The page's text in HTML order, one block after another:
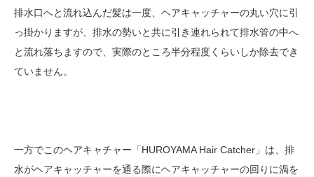
排水口へと流れ込んだ髪は一度、ヘアキャッチャーの丸い穴に引
っ掛かりますが、排水の勢いと共に引き連れられて排水管の中へ
と流れ落ちますので、実際のところ半分程度くらいしか除去でき
ていません。
一方でこのヘアキャチャー「HUROYAMA Hair Catcher」は、排
水がヘアキャッチャーを通る際にヘアキャッチャーの回りに渦を